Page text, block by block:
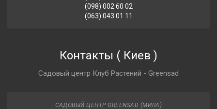
(098) 002 60 02
(063) 043 01 11
Контакты ( Киев )
Садовый центр Клуб Растений - Greensad
САДОВЫЙ ЦЕНТР GREENSAD (МИЛА)